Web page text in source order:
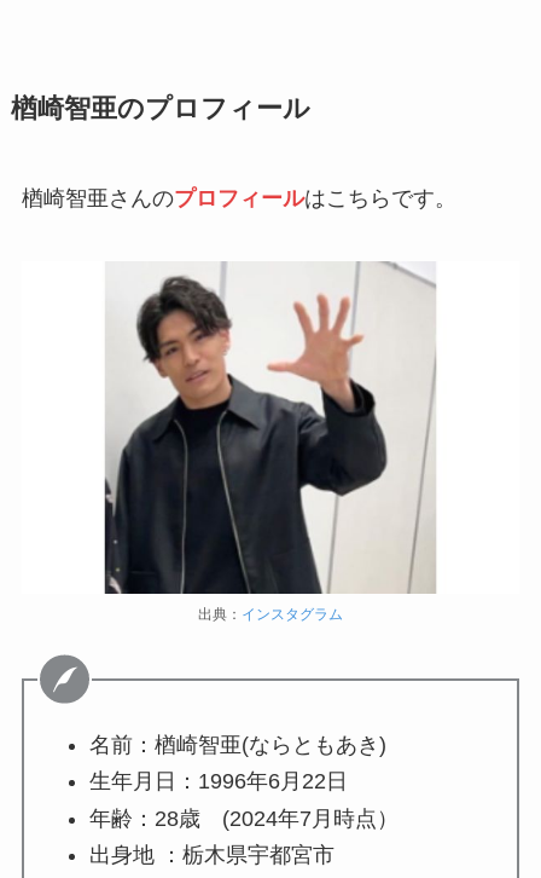
楢崎智亜のプロフィール
楢崎智亜さんのプロフィールはこちらです。
出典： インスタグラム
名前：楢崎智亜(ならともあき)
生年月日：1996年6月22日
年齢：28歳 (2024年7月時点）
出身地 ：栃木県宇都宮市